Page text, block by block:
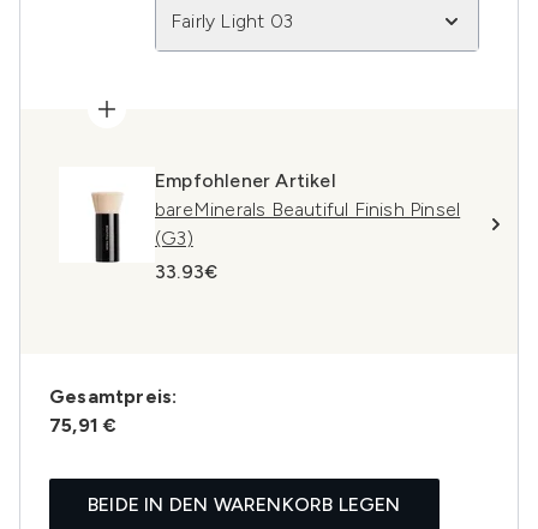
Fairly Light 03
Empfohlener Artikel
bareMinerals Beautiful Finish Pinsel
(G3)
33.93€
Gesamtpreis:
75,91 €
BEIDE IN DEN WARENKORB LEGEN